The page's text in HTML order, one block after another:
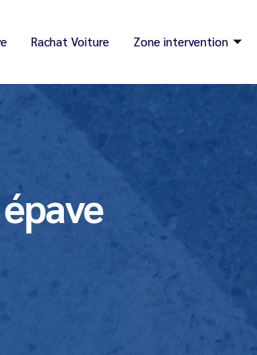
Rachat Voiture Zone intervention